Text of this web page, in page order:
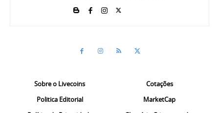
Sobre o Livecoins
Politica Editorial
Cotações
MarketCap